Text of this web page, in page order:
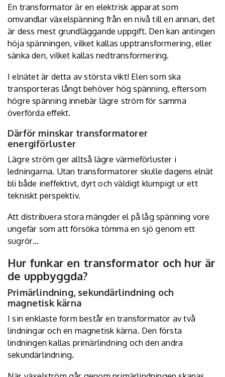
En transformator är en elektrisk apparat som
omvandlar växelspänning från en nivå till en annan, det
är dess mest grundläggande uppgift. Den kan antingen
höja spänningen, vilket kallas upptransformering, eller
sänka den, vilket kallas nedtransformering.
I elnätet är detta av största vikt! Elen som ska
transporteras långt behöver hög spänning, eftersom
högre spänning innebär lägre ström för samma
överförda effekt.
Därför minskar transformatorer
energiförluster
Lägre ström ger alltså lägre värmeförluster i
ledningarna. Utan transformatorer skulle dagens elnät
bli både ineffektivt, dyrt och väldigt klumpigt ur ett
tekniskt perspektiv.
Att distribuera stora mängder el på låg spänning vore
ungefär som att försöka tömma en sjö genom ett
sugrör…
Hur funkar en transformator och hur är
de uppbyggda?
Primärlindning, sekundärlindning och
magnetisk kärna
I sin enklaste form består en transformator av två
lindningar och en magnetisk kärna. Den första
lindningen kallas primärlindning och den andra
sekundärlindning.